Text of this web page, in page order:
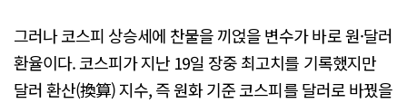
그러나 코스피 상승세에 찬물을 끼얹을 변수가 바로 원·달러
환율이다. 코스피가 지난 19일 장중 최고치를 기록했지만
달러 환산(換算) 지수, 즉 원화 기준 코스피를 달러로 바꿨을